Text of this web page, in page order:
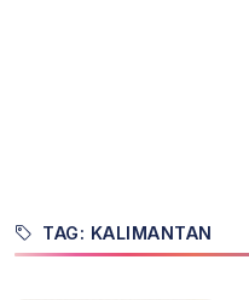
TAG: KALIMANTAN